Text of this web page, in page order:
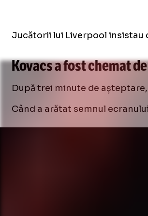
Jucătorii lui Liverpool insistau
Kovacs a fost chemat
După trei minute de
Când a arătat semnul